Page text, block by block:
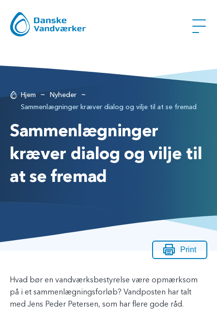
Hjem ~ Nyheder ~
Sammenlægninger kræver dialog og vilje til at se fremad
Sammenlægninger
kræver dialog og vilje til
at se fremad
Print
Hvad bør en vandværksbestyrelse være opmærksom
på i et sammenlægningsforløb? Vandposten har talt
med Jens Peder Petersen, som har flere gode råd.